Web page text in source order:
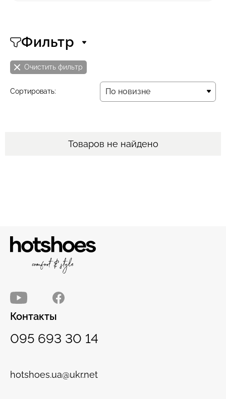
Фильтр
Очистить фильтр
Сортировать:
По новизне
По новизне
Товаров не найдено
Контакты
095 693 30 14
hotshoes.ua@ukr.net